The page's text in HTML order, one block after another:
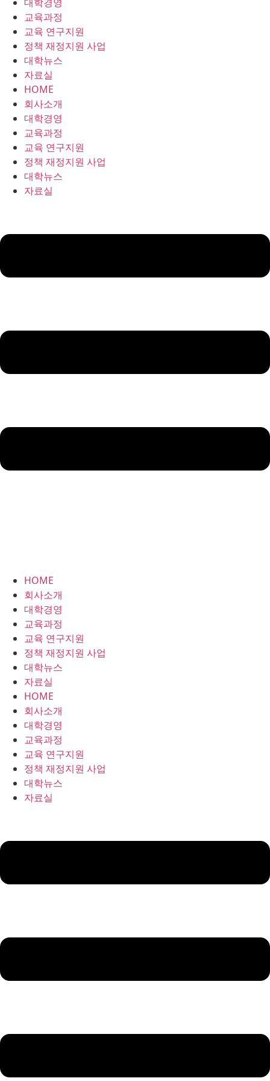
교육과정
교육 연구지원
정책 재정지원 사업
대학뉴스
자료실
HOME
회사소개
대학경영
교육과정
교육 연구지원
정책 재정지원 사업
대학뉴스
자료실
HOME
회사소개
대학경영
교육과정
교육 연구지원
정책 재정지원 사업
대학뉴스
자료실
HOME
회사소개
대학경영
교육과정
교육 연구지원
정책 재정지원 사업
대학뉴스
자료실